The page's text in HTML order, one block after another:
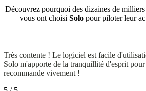
Découvrez pourquoi des dizaines de
vous ont choisi Solo pour piloter leur
Très contente ! Le logiciel est facile
Solo m'apporte de la tranquillité d'esprit
recommande vivement !